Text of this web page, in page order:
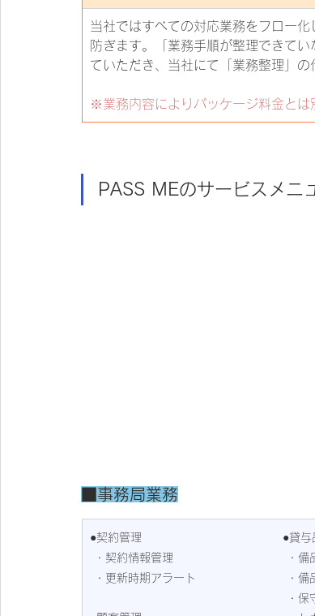
当社ではすべての対応業務をフロー
防ぎます。「業務手順が整理できて
ていただき、当社にて「業務整理」の
※業務内容によりパッケージ料金とは
PASS MEのサービスメニ
事務局業務
●契約管理
・契約情報管理
・更新時期アラート
●貸与
・備
・備
・